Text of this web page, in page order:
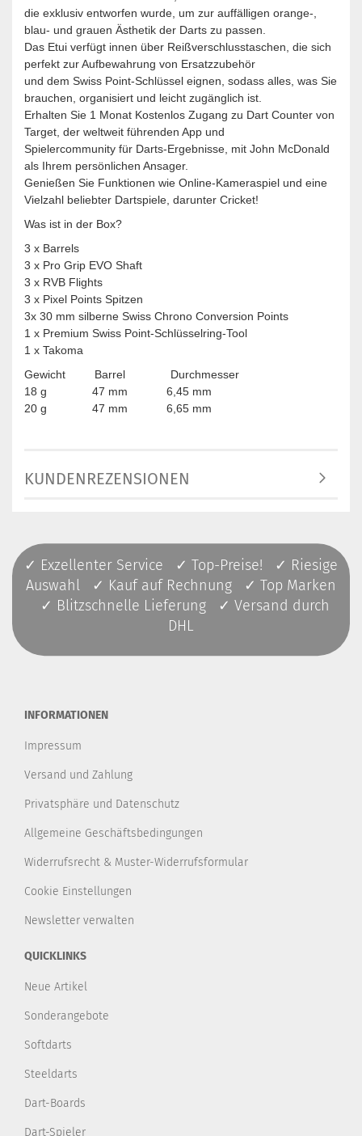
die exklusiv entworfen wurde, um zur auffälligen orange-,
blau- und grauen Ästhetik der Darts zu passen.
Das Etui verfügt innen über Reißverschlusstaschen, die sich
perfekt zur Aufbewahrung von Ersatzzubehör
und dem Swiss Point-Schlüssel eignen, sodass alles, was Sie
brauchen, organisiert und leicht zugänglich ist.
Erhalten Sie 1 Monat Kostenlos Zugang zu Dart Counter von
Target, der weltweit führenden App und
Spielercommunity für Darts-Ergebnisse, mit John McDonald
als Ihrem persönlichen Ansager.
Genießen Sie Funktionen wie Online-Kameraspiel und eine
Vielzahl beliebter Dartspiele, darunter Cricket!
Was ist in der Box?
3 x Barrels
3 x Pro Grip EVO Shaft
3 x RVB Flights
3 x Pixel Points Spitzen
3x 30 mm silberne Swiss Chrono Conversion Points
1 x Premium Swiss Point-Schlüsselring-Tool
1 x Takoma
Gewicht Barrel Durchmesser
18 g 47 mm 6,45 mm
20 g 47 mm 6,65 mm
KUNDENREZENSIONEN
✓ Exzellenter Service ✓ Top-Preise! ✓ Riesige
Auswahl ✓ Kauf auf Rechnung ✓ Top Marken
✓ Blitzschnelle Lieferung ✓ Versand durch
DHL
INFORMATIONEN
Impressum
Versand und Zahlung
Privatsphäre und Datenschutz
Allgemeine Geschäftsbedingungen
Widerrufsrecht & Muster-Widerrufsformular
Cookie Einstellungen
Newsletter verwalten
QUICKLINKS
Neue Artikel
Sonderangebote
Softdarts
Steeldarts
Dart-Boards
Dart-Spieler